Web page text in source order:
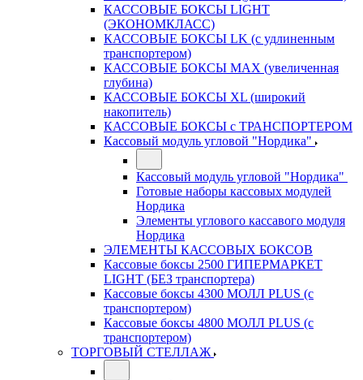
КАССОВЫЕ БОКСЫ LIGHT
(ЭКОНОМКЛАСС)
КАССОВЫЕ БОКСЫ LK (с удлиненным
транспортером)
КАССОВЫЕ БОКСЫ MAX (увеличенная
глубина)
КАССОВЫЕ БОКСЫ XL (широкий
накопитель)
КАССОВЫЕ БОКСЫ с ТРАНСПОРТЕРОМ
Кассовый модуль угловой "Нордика"
Кассовый модуль угловой "Нордика"
Готовые наборы кассовых модулей
Нордика
Элементы углового кассавого модуля
Нордика
ЭЛЕМЕНТЫ КАССОВЫХ БОКСОВ
Кассовые боксы 2500 ГИПЕРМАРКЕТ
LIGHT (БЕЗ транспортера)
Кассовые боксы 4300 МОЛЛ PLUS (с
транспортером)
Кассовые боксы 4800 МОЛЛ PLUS (с
транспортером)
ТОРГОВЫЙ СТЕЛЛАЖ